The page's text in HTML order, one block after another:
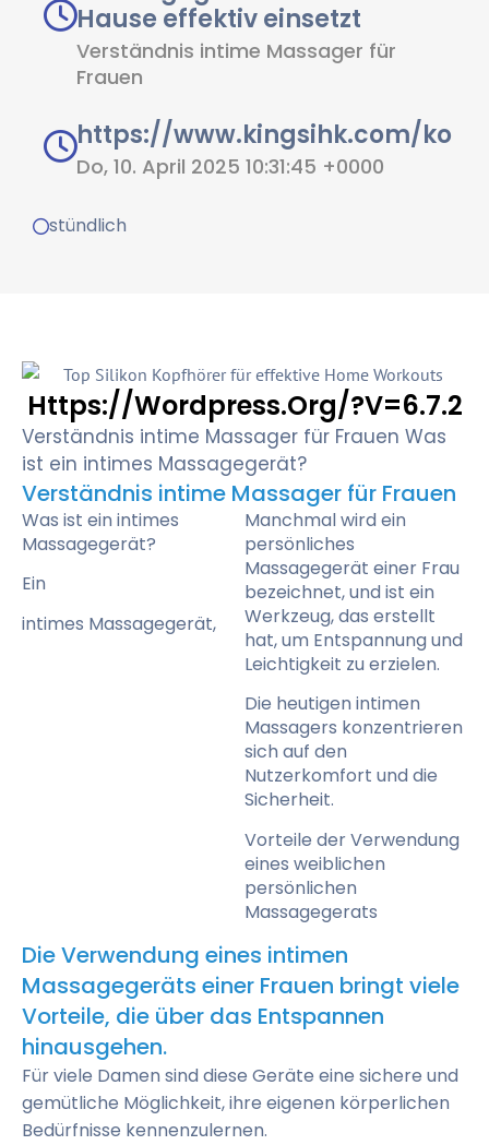
Hause effektiv einsetzt
Verständnis intime Massager für
Frauen
https://www.kingsihk.com/ko
Do, 10. April 2025 10:31:45 +0000
stündlich
Https://wordpress.org/?v=6.7.2
Verständnis intime Massager für Frauen Was
ist ein intimes Massagegerät?
Verständnis intime Massager für Frauen
Was ist ein intimes
Massagegerät?
Ein
intimes Massagegerät,
Manchmal wird ein
persönliches
Massagegerät einer Frau
bezeichnet, und ist ein
Werkzeug, das erstellt
hat, um Entspannung und
Leichtigkeit zu erzielen.
Die heutigen intimen
Massagers konzentrieren
sich auf den
Nutzerkomfort und die
Sicherheit.
Vorteile der Verwendung
eines weiblichen
persönlichen
Massagegerats
Die Verwendung eines intimen
Massagegeräts einer Frauen bringt viele
Vorteile, die über das Entspannen
hinausgehen.
Für viele Damen sind diese Geräte eine sichere und
gemütliche Möglichkeit, ihre eigenen körperlichen
Bedürfnisse kennenzulernen.